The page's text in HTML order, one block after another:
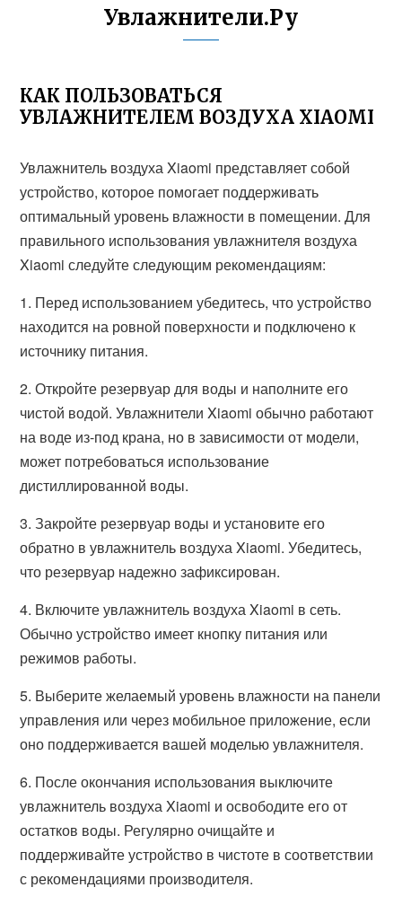
Увлажнители.Ру
КАК ПОЛЬЗОВАТЬСЯ
УВЛАЖНИТЕЛЕМ ВОЗДУХА XIAOMI
Увлажнитель воздуха Xiaomi представляет собой
устройство, которое помогает поддерживать
оптимальный уровень влажности в помещении. Для
правильного использования увлажнителя воздуха
Xiaomi следуйте следующим рекомендациям:
1. Перед использованием убедитесь, что устройство
находится на ровной поверхности и подключено к
источнику питания.
2. Откройте резервуар для воды и наполните его
чистой водой. Увлажнители Xiaomi обычно работают
на воде из-под крана, но в зависимости от модели,
может потребоваться использование
дистиллированной воды.
3. Закройте резервуар воды и установите его
обратно в увлажнитель воздуха Xiaomi. Убедитесь,
что резервуар надежно зафиксирован.
4. Включите увлажнитель воздуха Xiaomi в сеть.
Обычно устройство имеет кнопку питания или
режимов работы.
5. Выберите желаемый уровень влажности на панели
управления или через мобильное приложение, если
оно поддерживается вашей моделью увлажнителя.
6. После окончания использования выключите
увлажнитель воздуха Xiaomi и освободите его от
остатков воды. Регулярно очищайте и
поддерживайте устройство в чистоте в соответствии
с рекомендациями производителя.